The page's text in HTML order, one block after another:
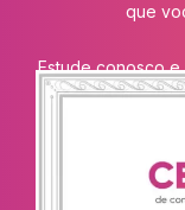
que
Estude conosco